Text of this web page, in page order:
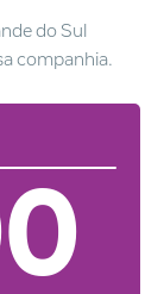
do Sul
companhia.